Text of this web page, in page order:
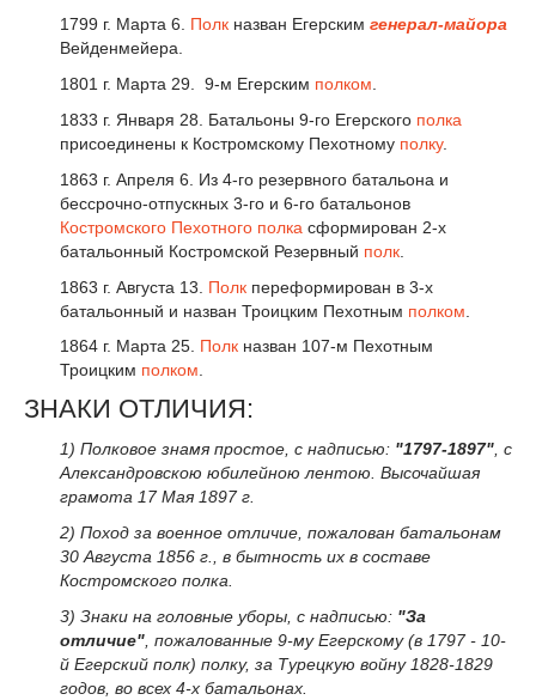
1799 г. Марта 6. Полк назван Егерским генерал-майора
Вейденмейера.
1801 г. Марта 29. 9-м Егерским полком
1833 г. Января 28. Батальоны 9-го Егерского полка
присоединены к Костромскому Пехотному полку.
1863 г. Апреля 6. Из 4-го резервного батальона и
бессрочно-отпускных 3-го и 6-го батальонов
Костромского Пехотного полка сформирован 2-х
батальонный Костромской Резервный полк
1863 г. Августа 13. Полк переформирован в 3-х
батальонный и назван Троицким Пехотным полком
1864 г. Марта 25. Полк назван 107-м Пехотным
Троицким полком.
ЗНАКИ ОТЛИЧИЯ:
1) Полковое знамя простое, с надписью: "1797-1897" , с
Александровскою юбилейною лентою. Высочайшая
грамота 17 Мая 1897 г.
2) Поход за военное отличие, пожалован батальонам
30 Августа 1856 г., в бытность их в составе
Костромского полка.
3) Знаки на головные уборы, с надписью: "За
отличие" , пожалованные 9-му Егерскому (в 1797 - 10-
й Егерский полк) полку, за Турецкую войну 1828-1829
годов, во всех 4-х батальонах.